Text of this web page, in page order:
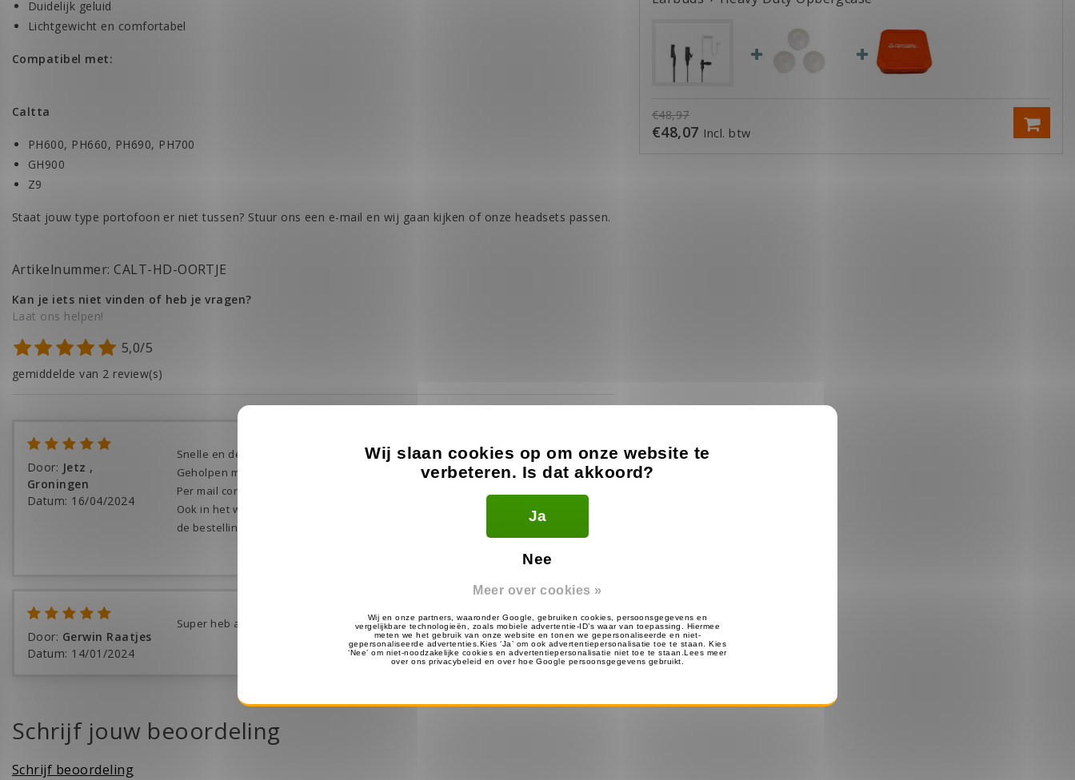
Duidelijk geluid
Lichtgewicht en comfortabel
Compatibel met:
Caltta
PH600, PH660, PH690, PH700
GH900
Z9
Staat jouw type portofoon er niet tussen? Stuur ons een e-mail en wij gaan kijken of onze headsets passen.
Artikelnummer: CALT-HD-OORTJE
Kan je iets niet vinden of heb je vragen?
Laat ons helpen!
5,0/5
gemiddelde van 2 review(s)
Door: Jetz ,
Groningen
Datum: 16/04/2024
Snelle en deskundige service, zelfs in het weekend
Geholpen met een headsets dat niet in de webwinkel te vinden was.
Per mail contact gezocht en vrijwel direct antwoord.
Ook in het weekend werd er gewoon gereageerd op de mail, hetgeen
de bestelling zeer prettig maakte. Een zeer tevreden klant!
Door: Gerwin Raatjes
Datum: 14/01/2024
Super heb al diverse portofoon headsets besteld snelle levering.
Schrijf jouw beoordeling
Schrijf beoordeling
€48,97
€48,07 Incl. btw
Wij slaan cookies op om onze website te
verbeteren. Is dat akkoord?
Ja
Nee
Meer over cookies »